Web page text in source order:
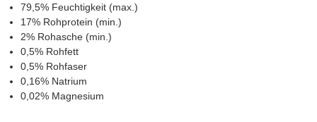
79,5% Feuchtigkeit (max.)
17% Rohprotein (min.)
2% Rohasche (min.)
0,5% Rohfett
0,5% Rohfaser
0,16% Natrium
0,02% Magnesium